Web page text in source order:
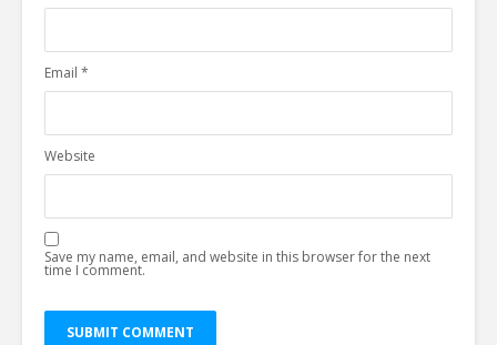
Email *
Website
Save my name, email, and website in this browser for the next
time I comment.